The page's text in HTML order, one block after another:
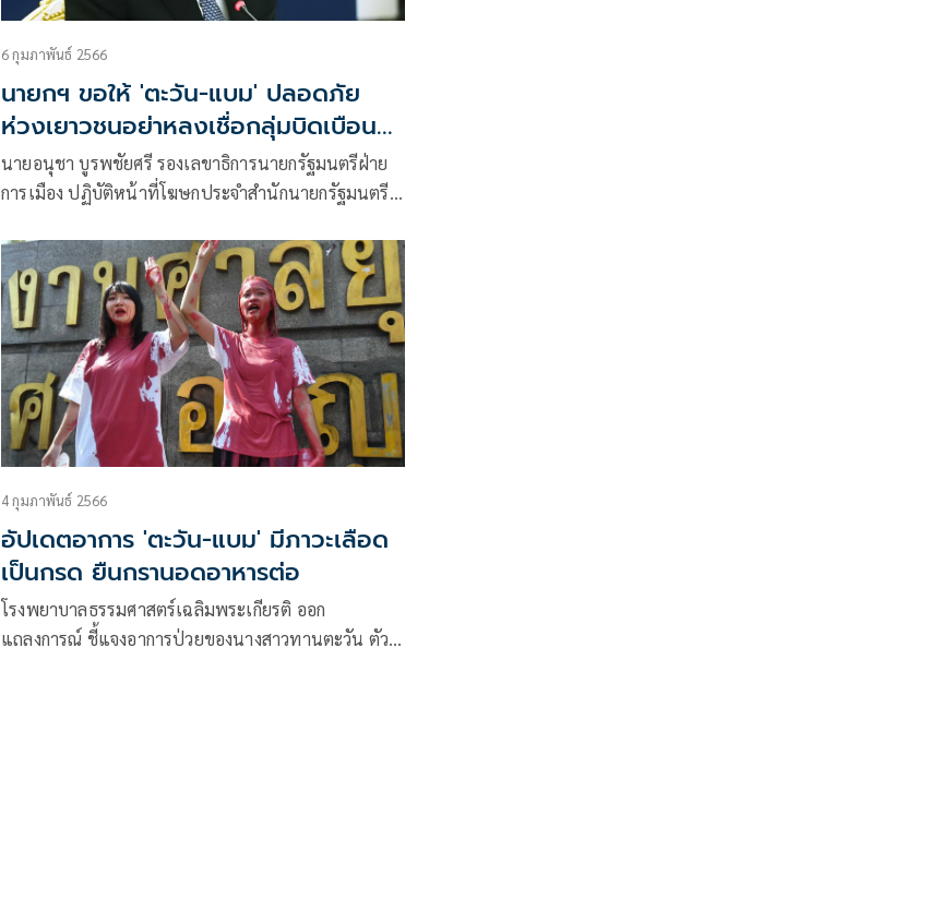
6 กุมภาพันธ์ 2566
นายกฯ ขอให้ 'ตะวัน-แบม' ปลอดภัย
ห่วงเยาวชนอย่าหลงเชื่อกลุ่มบิดเบือน
สร้างขัดแย้งในสังคม
นายอนุชา บูรพชัยศรี รองเลขาธิการนายกรัฐมนตรีฝ่าย
การเมือง ปฏิบัติหน้าที่โฆษกประจำสำนักนายกรัฐมนตรี
และรัฐมนตรีว่าการกระทรวงกลาโหม แสดงความห่วงใย
กรณี น.ส.ทานตะวัน ตัวตุลานนท์ (ตะวัน) นางสาวอร
วรรณ ภู่พงษ์ (แบม)
4 กุมภาพันธ์ 2566
อัปเดตอาการ 'ตะวัน-แบม' มีภาวะเลือด
เป็นกรด ยืนกรานอดอาหารต่อ
โรงพยาบาลธรรมศาสตร์เฉลิมพระเกียรติ ออก
แถลงการณ์ ชี้แจงอาการป่วยของนางสาวทานตะวัน ตัว